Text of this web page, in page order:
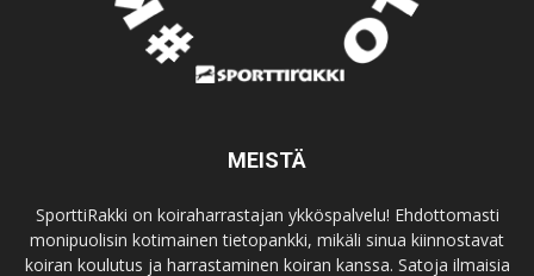
MEISTÄ
SporttiRakki on koiraharrastajan ykköspalvelu! Ehdottomasti
monipuolisin kotimainen tietopankki, mikäli sinua kiinnostavat
koiran koulutus ja harrastaminen koiran kanssa. Satoja ilmaisia